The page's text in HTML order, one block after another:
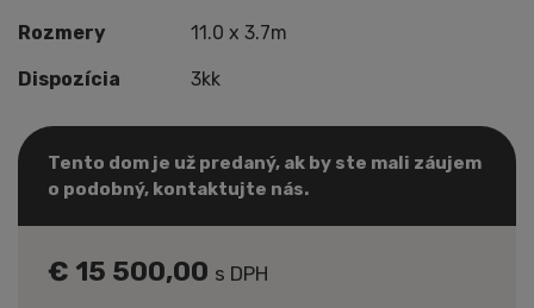
Rozmery 11.0 x 3.7m
Dispozícia 3kk
Tento dom je už predaný, ak by ste mali záujem
o podobný, kontaktujte nás.
€ 15 500,00 s DPH